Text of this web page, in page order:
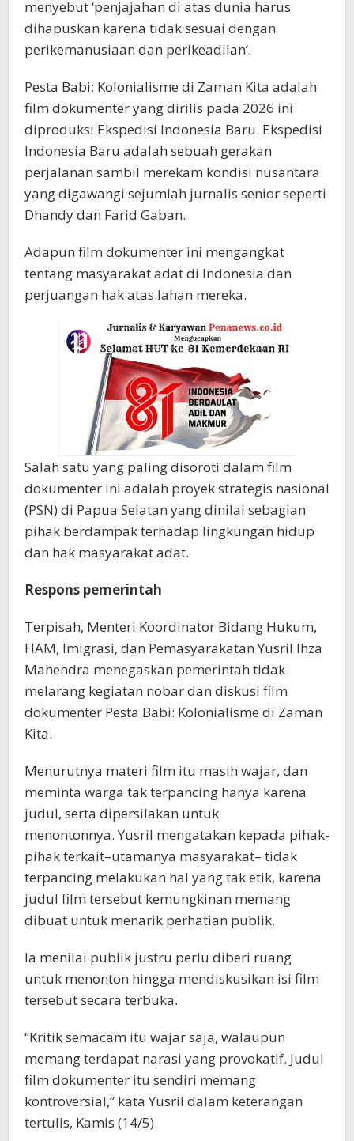
menyebut ‘penjajahan di atas dunia harus
dihapuskan karena tidak sesuai dengan
perikemanusiaan dan perikeadilan’.
Pesta Babi: Kolonialisme di Zaman Kita adalah
film dokumenter yang dirilis pada 2026 ini
diproduksi Ekspedisi Indonesia Baru. Ekspedisi
Indonesia Baru adalah sebuah gerakan
perjalanan sambil merekam kondisi nusantara
yang digawangi sejumlah jurnalis senior seperti
Dhandy dan Farid Gaban.
Adapun film dokumenter ini mengangkat
tentang masyarakat adat di Indonesia dan
perjuangan hak atas lahan mereka.
Salah satu yang paling disoroti dalam film
dokumenter ini adalah proyek strategis nasional
(PSN) di Papua Selatan yang dinilai sebagian
pihak berdampak terhadap lingkungan hidup
dan hak masyarakat adat.
Respons pemerintah
Terpisah, Menteri Koordinator Bidang Hukum,
HAM, Imigrasi, dan Pemasyarakatan Yusril Ihza
Mahendra menegaskan pemerintah tidak
melarang kegiatan nobar dan diskusi film
dokumenter Pesta Babi: Kolonialisme di Zaman
Kita.
Menurutnya materi film itu masih wajar, dan
meminta warga tak terpancing hanya karena
judul, serta dipersilakan untuk
menontonnya. Yusril mengatakan kepada pihak-
pihak terkait–utamanya masyarakat– tidak
terpancing melakukan hal yang tak etik, karena
judul film tersebut kemungkinan memang
dibuat untuk menarik perhatian publik.
Ia menilai publik justru perlu diberi ruang
untuk menonton hingga mendiskusikan isi film
tersebut secara terbuka.
“Kritik semacam itu wajar saja, walaupun
memang terdapat narasi yang provokatif. Judul
film dokumenter itu sendiri memang
kontroversial,” kata Yusril dalam keterangan
tertulis, Kamis (14/5).